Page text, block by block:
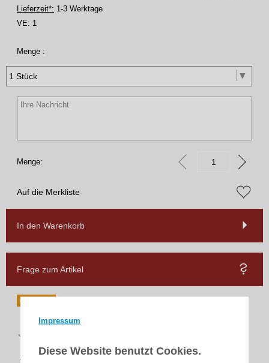
Impressum
Diese Website benutzt Cookies.
Lieferzeit*: 1-3 Werktage
VE: 1
Menge :
Menge:
Auf die Merkliste
In den Warenkorb
Frage zum Artikel
schnelle